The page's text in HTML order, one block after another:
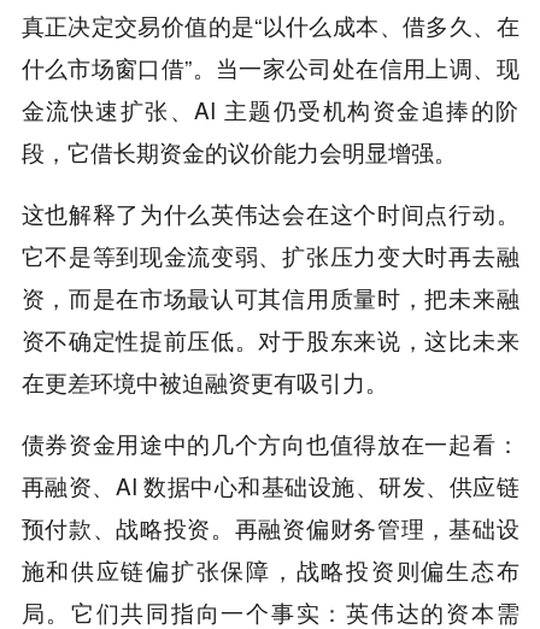
真正决定交易价值的是“以什么成本、借多久、在
什么市场窗口借”。当一家公司处在信用上调、现
金流快速扩张、AI 主题仍受机构资金追捧的阶
段，它借长期资金的议价能力会明显增强。
这也解释了为什么英伟达会在这个时间点行动。
它不是等到现金流变弱、扩张压力变大时再去融
资，而是在市场最认可其信用质量时，把未来融
资不确定性提前压低。对于股东来说，这比未来
在更差环境中被迫融资更有吸引力。
债券资金用途中的几个方向也值得放在一起看：
再融资、AI 数据中心和基础设施、研发、供应链
预付款、战略投资。再融资偏财务管理，基础设
施和供应链偏扩张保障，战略投资则偏生态布
局。它们共同指向一个事实：英伟达的资本需